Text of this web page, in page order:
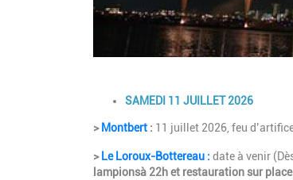
DescriptionSAMEDI 11 JUILLET 2026
> Montbert : 11 juillet 2026, feu
> Le Loroux-Bottereau : date à venir
lampionsà 22h et restauration sur